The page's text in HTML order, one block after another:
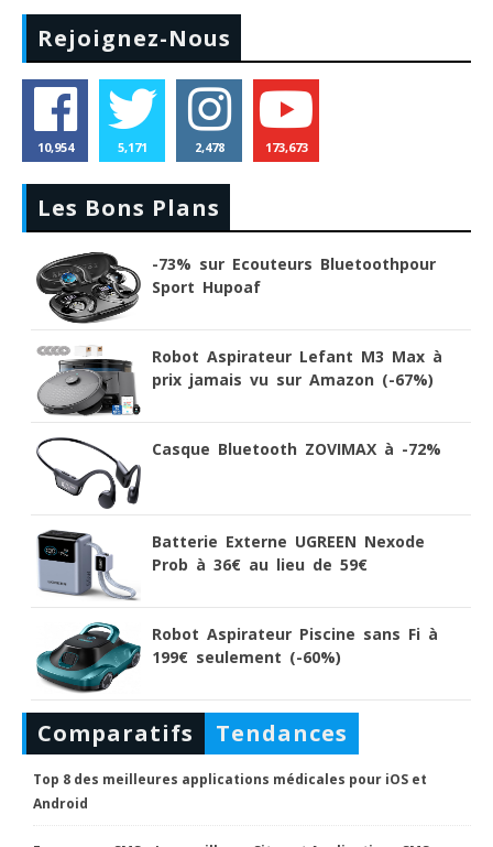
Rejoignez-Nous
10,954 5,171 2,478 173,673
Les Bons Plans
-73% sur Ecouteurs Bluetoothpour
Sport Hupoaf
Robot Aspirateur Lefant M3 Max à
prix jamais vu sur Amazon (-67%)
Casque Bluetooth ZOVIMAX à -72%
Batterie Externe UGREEN Nexode
Prob à 36€ au lieu de 59€
Robot Aspirateur Piscine sans Fi à
199€ seulement (-60%)
Comparatifs Tendances
Top 8 des meilleures applications médicales pour iOS et
Android